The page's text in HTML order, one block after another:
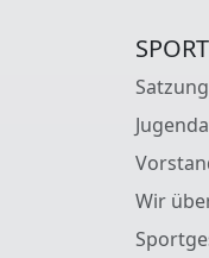
Satzung
Wir